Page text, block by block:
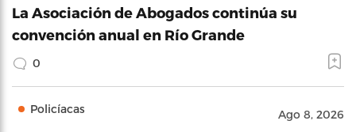
La Asociación de Abogados continúa su
convención anual en Río Grande
0
Policíacas Ago 8, 2026